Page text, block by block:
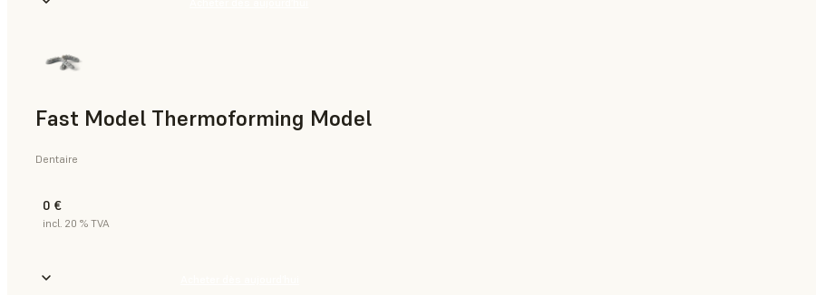
Fast Model Thermoforming Model
Dentaire
0 €
incl. 20 % TVA